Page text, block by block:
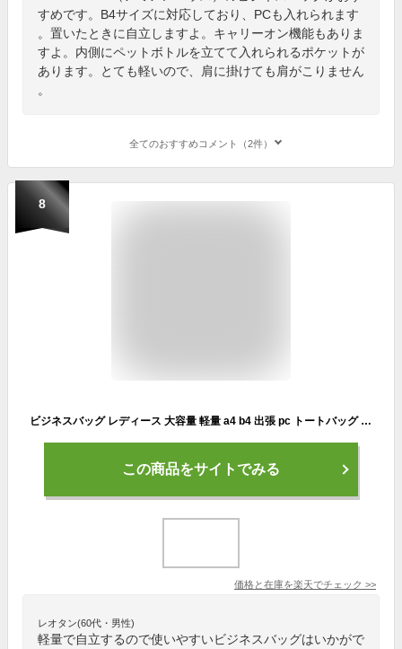
すめです。B4サイズに対応しており、PCも入れられます
。置いたときに自立しますよ。キャリーオン機能もありま
すよ。内側にペットボトルを立てて入れられるポケットが
あります。とても軽いので、肩に掛けても肩がこりません
。
全てのおすすめコメント（2件）
8
ビジネスバッグ レディース 大容量 軽量 a4 b4 出張 pc トートバッグ 自立 レザー 大きめ ファスナー付き おしゃれ 通勤バッグ 通学 大学生 きれいめ ショルダーバッグ 撥水 就活 軽い かわいい 肩掛け 黒
この商品をサイトでみる
価格と在庫を楽天でチェック >>
レオタン(60代・男性)
軽量で自立するので使いやすいビジネスバッグはいかがで